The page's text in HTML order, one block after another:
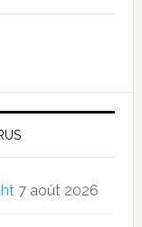
7 août 2026